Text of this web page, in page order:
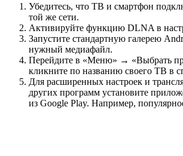
Убедитесь, что ТВ и смартфон
той же сети.
Активируйте функцию DLNA в
Запустите стандартную галерею
нужный медиафайл.
Перейдите в «Меню» → «Выбрать
кликните по названию своего ТВ в
Для расширенных настроек и
других программ установите
из Google Play. Например,